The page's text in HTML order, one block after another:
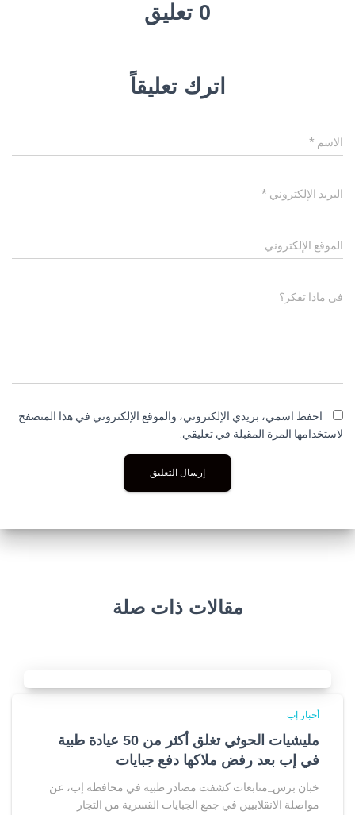
0 تعليق
اترك تعليقاً
الاسم *
البريد الإلكتروني *
الموقع الإلكتروني
في ماذا تفكر؟
احفظ اسمي، بريدي الإلكتروني، والموقع الإلكتروني في هذا المتصفح
لاستخدامها المرة المقبلة في تعليقي.
مقالات ذات صلة
أخبار إب
مليشيات الحوثي تغلق أكثر من 50 عيادة طبية
في إب بعد رفض ملاكها دفع جبايات
خبان برس_متابعات كشفت مصادر طبية في محافظة إب، عن
مواصلة الانقلابيين في جمع الجبايات القسرية من التجار